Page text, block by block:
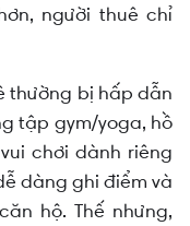
người thuê chỉ
thường bị hấp dẫn
tập gym/yoga, hồ
chơi dành riêng
dàng ghi điểm và
hộ. Thế nhưng,